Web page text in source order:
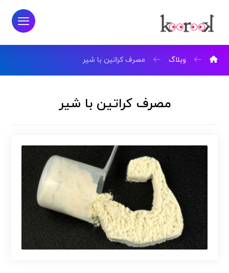
وبلاگ مصرف کراتین با شیر
مصرف کراتین با شیر